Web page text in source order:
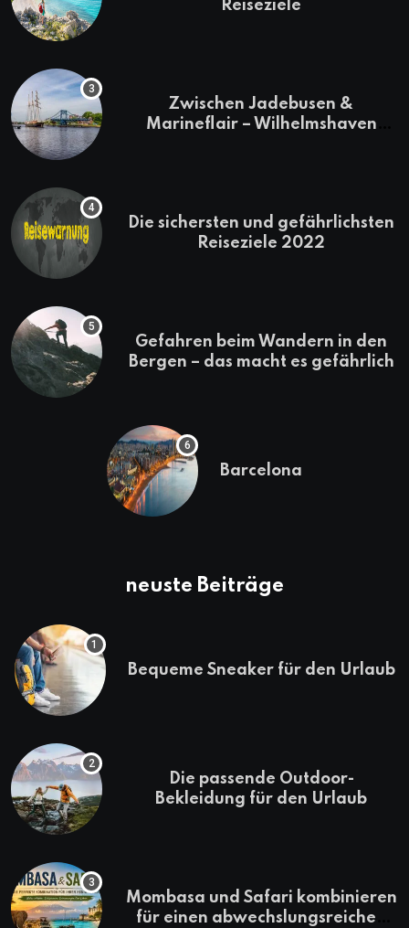
Reiseziele
Zwischen Jadebusen &
Marineflair – Wilhelmshaven
Die sichersten und gefährlichsten
Reiseziele 2022
Gefahren beim Wandern in den
Bergen – das macht es gefährlich
Barcelona
neuste Beiträge
Bequeme Sneaker für den Urlaub
Die passende Outdoor-
Bekleidung für den Urlaub
Mombasa und Safari kombinieren
für einen abwechslungsreichen